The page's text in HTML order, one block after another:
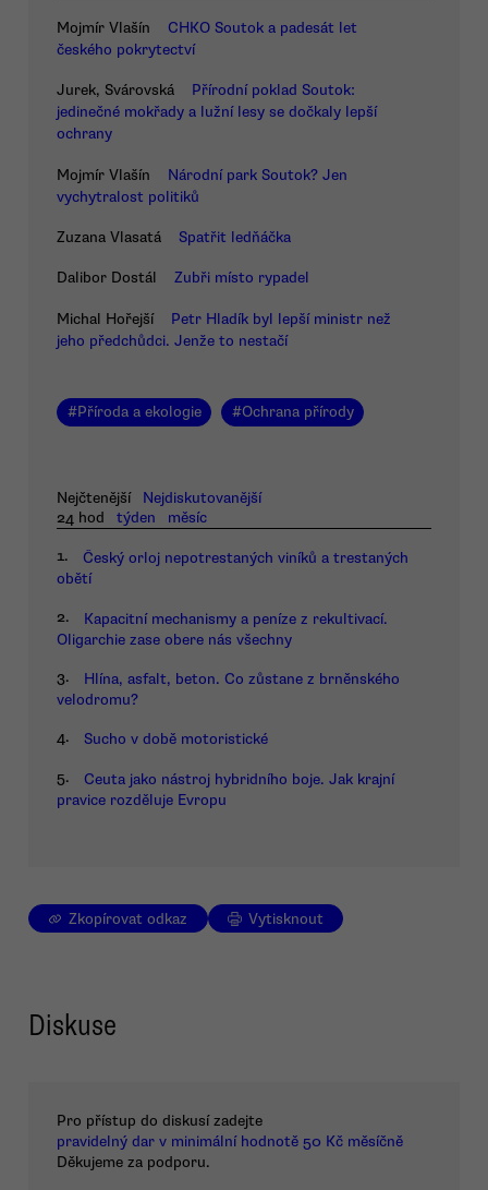
Mojmír Vlašín
CHKO Soutok a padesát let
českého pokrytectví
Jurek, Svárovská
Přírodní poklad Soutok:
jedinečné mokřady a lužní lesy se dočkaly lepší
ochrany
Mojmír Vlašín
Národní park Soutok? Jen
vychytralost politiků
Zuzana Vlasatá Spatřit ledňáčka
Dalibor Dostál Zubři místo rypadel
Michal Hořejší
Petr Hladík byl lepší ministr než
jeho předchůdci. Jenže to nestačí
#Příroda a ekologie #Ochrana přírody
Nejčtenější
Nejdiskutovanější
24 hod
týden měsíc
1.
Český orloj nepotrestaných viníků a trestaných
obětí
2.
Kapacitní mechanismy a peníze z rekultivací.
Oligarchie zase obere nás všechny
3.
Hlína, asfalt, beton. Co zůstane z brněnského
velodromu?
4. Sucho v době motoristické
5.
Ceuta jako nástroj hybridního boje. Jak krajní
pravice rozděluje Evropu
Zkopírovat odkaz Vytisknout
Diskuse
Pro přístup do diskusí zadejte
pravidelný dar v minimální hodnotě 50 Kč měsíčně
Děkujeme za podporu.